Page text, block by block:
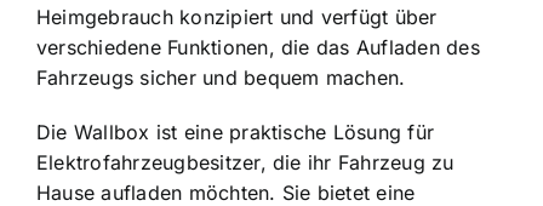
Heimgebrauch konzipiert und verfügt über
verschiedene Funktionen, die das Aufladen des
Fahrzeugs sicher und bequem machen.
Die Wallbox ist eine praktische Lösung für
Elektrofahrzeugbesitzer, die ihr Fahrzeug zu
Hause aufladen möchten. Sie bietet eine